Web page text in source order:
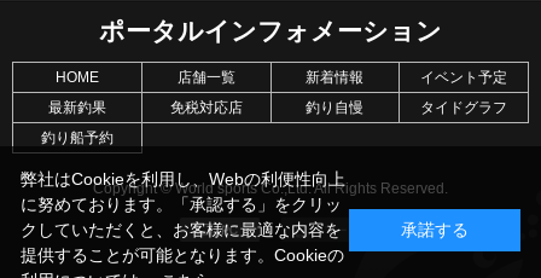
ポータルインフォメーション
HOME 店舗一覧 新着情報
イベント予定
最新釣果
免税対応店 釣り自慢
タイドグラフ
釣り船予約
Copyright © World sports Co.,Ltd. All Rights Reserved.
弊社はCookieを利用し、Webの利便性向上
に努めております。「承認する」をクリッ
クしていただくと、お客様に最適な内容を
提供することが可能となります。Cookieの
承諾する